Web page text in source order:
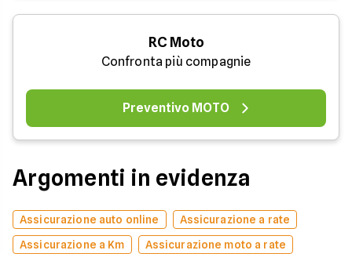
RC Moto
Confronta più compagnie
Preventivo MOTO
Argomenti in evidenza
Assicurazione auto online
Assicurazione a rate
Assicurazione a Km
Assicurazione moto a rate